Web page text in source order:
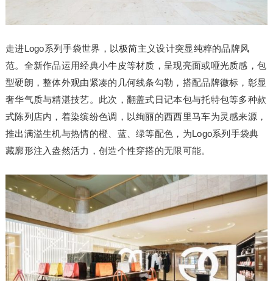
走进Logo系列手袋世界，以极简主义设计突显纯粹的品牌风
范。全新作品运用经典小牛皮等材质，呈现亮面或哑光质感，包
型硬朗，整体外观由紧凑的几何线条勾勒，搭配品牌徽标，彰显
奢华气质与精湛技艺。此次，翻盖式日记本包与托特包等多种款
式陈列店内，着染缤纷色调，以绚丽的西西里马车为灵感来源，
推出满溢生机与热情的橙、蓝、绿等配色，为Logo系列手袋典
藏廓形注入盎然活力，创造个性穿搭的无限可能。